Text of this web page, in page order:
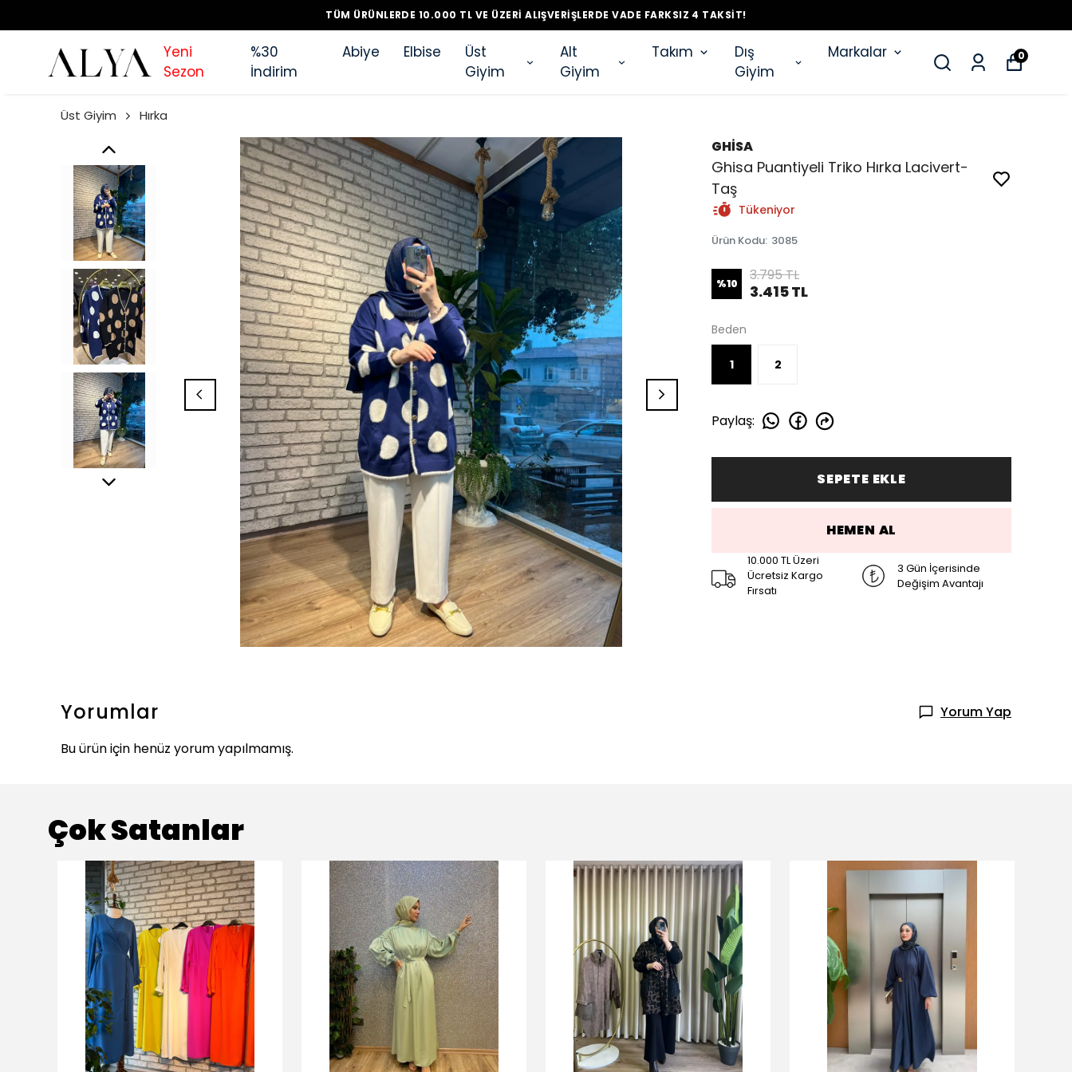
TÜM ÜRÜNLERDE 10.000 TL VE ÜZERI ALIŞVERIŞLERDE VADE FARKSIZ 4 TAKSIT!
Yeni
Sezon
%30
İndirim
Abiye Elbise
Üst
Giyim
Alt
Giyim
Takım
Dış
Giyim
Markalar 0
Üst Giyim Hırka
GHİSA
Ghisa Puantiyeli Triko Hırka Lacivert-
Taş
Tükeniyor
Ürün Kodu: 3085
%10 3.795 TL
3.415 TL
Beden
1 2
Paylaş:
SEPETE EKLE
HEMEN AL
10.000 TL Üzeri
Ücretsiz Kargo
Fırsatı
3 Gün İçerisinde
Değişim Avantajı
Yorumlar
Yorum Yap
Bu ürün için henüz yorum yapılmamış.
Çok Satanlar